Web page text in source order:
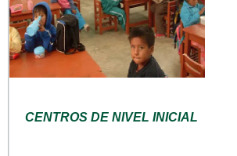
CENTROS DE NIVEL INICIAL